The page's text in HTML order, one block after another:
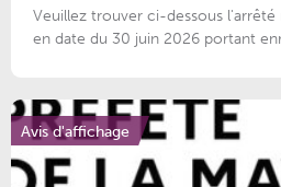
Veuillez trouver ci-dessous l'arrêté
en date du 30 juin 2026 portant
Avis d'affichage